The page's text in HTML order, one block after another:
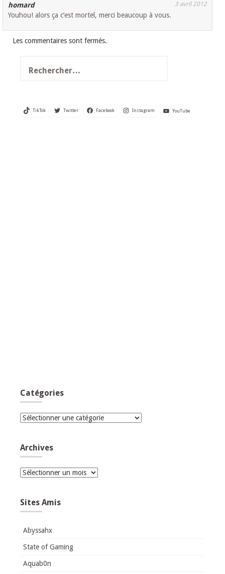
homard 3 avril 2012
Youhou! alors ça c’est mortel, merci beaucoup à vous.
Les commentaires sont fermés.
TikTok Twitter Facebook Instagram YouTube
Catégories
Catégories
Archives
Archives
Sites Amis
Abyssahx
State of Gaming
Aquab0n